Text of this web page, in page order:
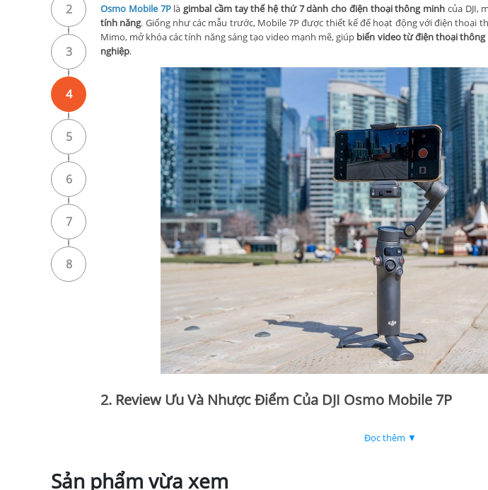
2
3
4
5
6
7
8
Оѕmо Mobile 7Plà gimbal cầm tay thế hệ thứ 7 dành cho điện thoại thông minh của DJI,
tính năng. Giống như các mẫu trước, Mobile 7P được thiết kế để hoạt động với điện thoại
Mimo, mở khóa các tính năng sáng tạo video mạnh mẽ, giúp biến video từ điện thoại
nghiệp.
2. Review Ưu Và Nhược Điểm Của DJI Osmo Mobile 7P
Cho phép theo dõi mà không cần ứng dụng với mô-đun đa chức năng
Chân máy tích hợp và thanh nối dài giúp cải thiện tính linh hoạt khi chụp ảnh
Đọc thêm ▼
Sản phẩm vừa xem